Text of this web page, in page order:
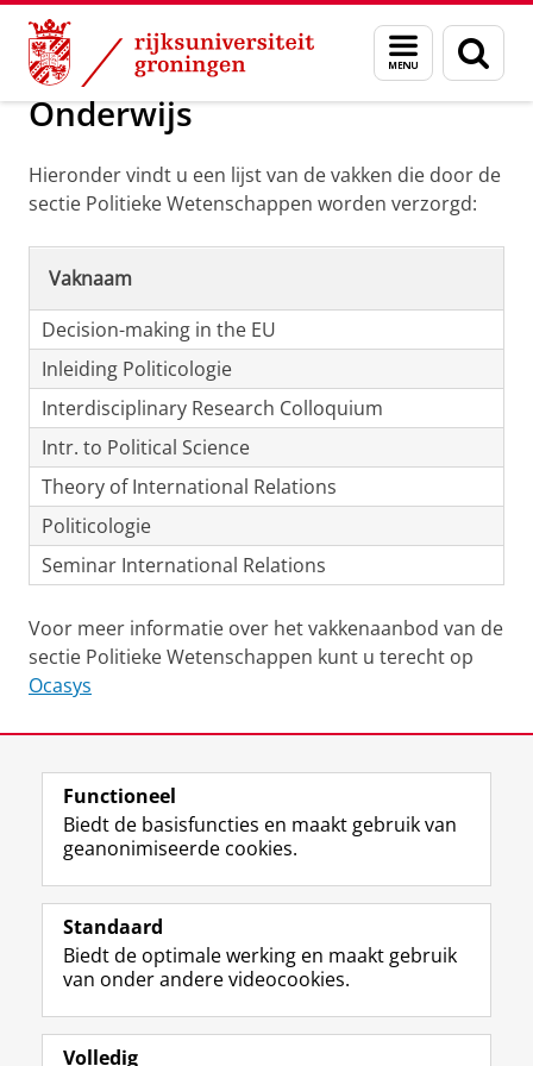
Skip
Content
Skip
Navigation
Menu
en
zoeken
Politieke Wetenschappen
Onderwijs
Hieronder vindt u een lijst van de vakken die door de
sectie Politieke Wetenschappen worden verzorgd:
Vaknaam
Decision-making in the EU
Inleiding Politicologie
Interdisciplinary Research Colloquium
Intr. to Political Science
Theory of International Relations
Politicologie
Seminar International Relations
Voor meer informatie over het vakkenaanbod van de
sectie Politieke Wetenschappen kunt u terecht op
Ocasys
View this page in:English
Volg de RUG
F
a
e
b
o
L
i
k
e
I
R
S
-
f
e
I
n
t
r
Y
o
T
e
Studiekiezers
Alumni
Functioneel
Biedt de basisfuncties en maakt gebruik van
geanonimiseerde cookies.
Standaard
Biedt de optimale werking en maakt gebruik
van onder andere videocookies.
Volledig